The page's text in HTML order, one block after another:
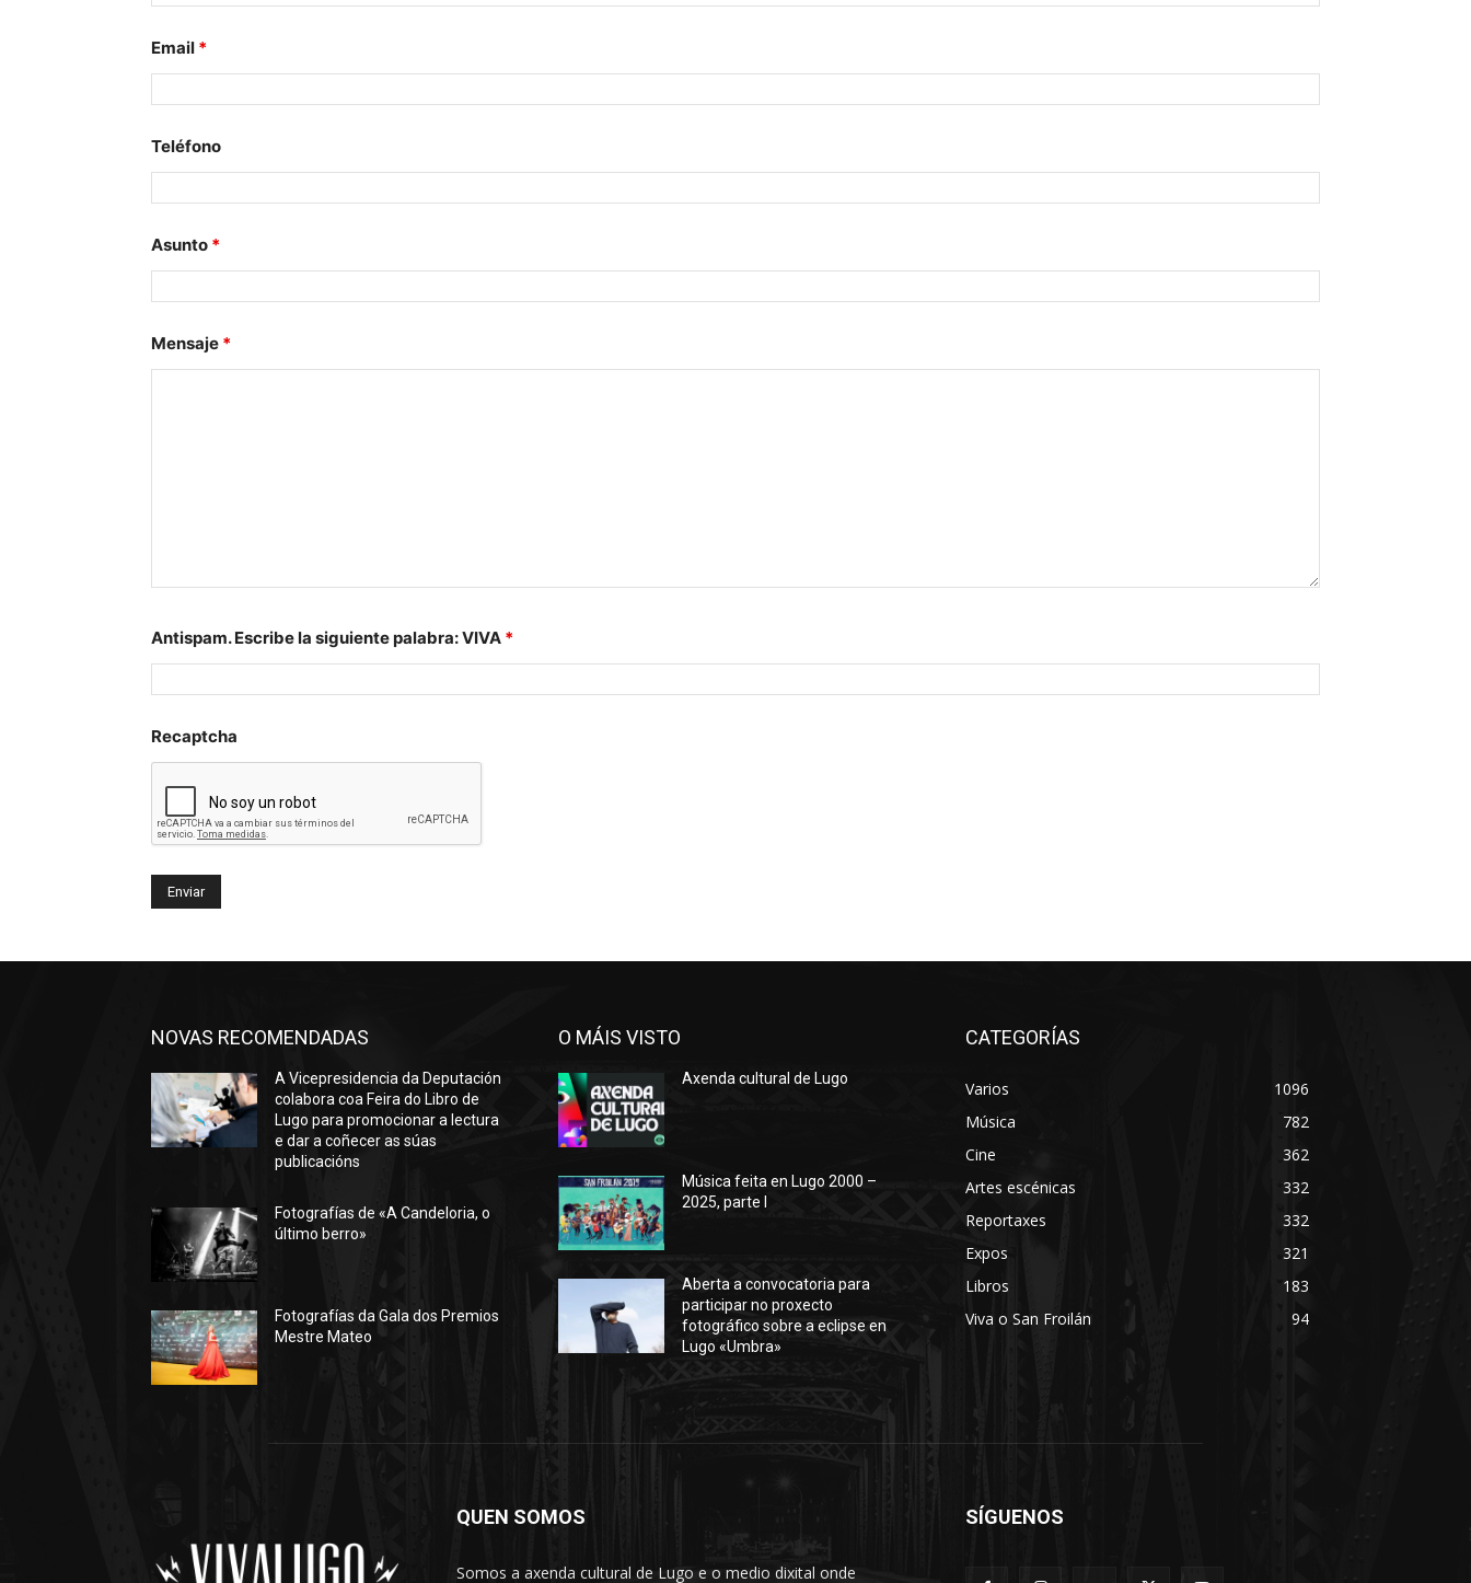
Email *
Teléfono
Asunto *
Mensaje *
Antispam. Escribe la siguiente palabra: VIVA *
Recaptcha
NOVAS RECOMENDADAS
A Vicepresidencia da Deputación
colabora coa Feira do Libro de
Lugo para promocionar a lectura
e dar a coñecer as súas
publicacións
Fotografías de «A Candeloria, o
último berro»
Fotografías da Gala dos Premios
Mestre Mateo
O MÁIS VISTO
Axenda cultural de Lugo
Música feita en Lugo 2000 –
2025, parte I
Aberta a convocatoria para
participar no proxecto
fotográfico sobre a eclipse en
Lugo «Umbra»
CATEGORÍAS
Varios
1096
Música
782
Cine
362
Artes escénicas
332
Reportaxes
332
Expos
321
Libros
183
Viva o San Froilán
94
QUEN SOMOS
Somos a axenda cultural de Lugo e o medio dixital onde
SÍGUENOS